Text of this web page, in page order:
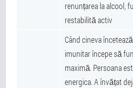
renunțarea la alcool,
restabilită activ
Când cineva
imunitar începe să
maximă. Persoana
energica. A învățat